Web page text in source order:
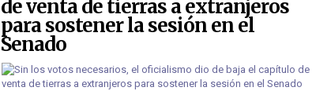
de venta de tierras a extranjeros
para sostener la sesión en el
Senado